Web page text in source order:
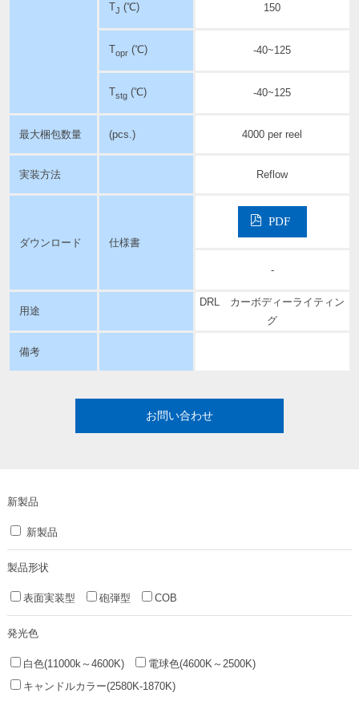
TJ (℃) 150
Topr(℃) -40~125
Tstg(℃) -40~125
最大梱包数量 (pcs.) 4000 per reel
実装方法 Reflow
ダウンロード 仕様書
PDF
-
用途
DRL カーボディーライティン
グ
備考
お問い合わせ
新製品
新製品
製品形状
表面実装型 砲弾型 COB
発光色
白色(11000k～4600K)
電球色(4600K～2500K)
キャンドルカラー(2580K-1870K)